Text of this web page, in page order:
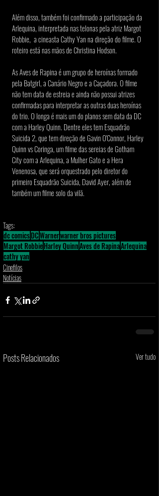
Além disso, também foi confirmado a participação da
Arlequina, interpretada nas telonas pela atriz Margot
Robbie,  a cineasta Cathy Yan na direção do filme. O
roteiro está nas mãos de Christina Hodson.
As Aves de Rapina é um grupo de heroínas formado
pela Batgirl, a Canário Negro e a Caçadora. O filme
não tem data de estreia e ainda não possui atrizes
confirmadas para interpretar as outras duas heroínas
do trio. O longa é mais um do planos sem data da DC
com a Harley Quinn. Dentre eles tem Esquadrão
Suicida 2, que tem direção de Gavin O'Connor, Harley
Quinn vs Coringa, um filme das sereias de Gotham
City com a Arlequina, a Mulher Gato e a Hera
Venenosa, que será orquestrado pelo diretor do
primeiro Esquadrão Suicida, David Ayer, além de
também um filme solo da vilã.
Tags:
dc comicsDCWarnerwarner bros pictures
Margot RobbieHarley QuinnAves de RapinaArlequina
cathy yan
Cinefilos
Notícias
Posts Relacionados Ver tudo